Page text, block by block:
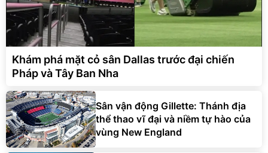
Khám phá mặt cỏ sân Dallas trước đại chiến
Pháp và Tây Ban Nha
Sân vận động Gillette: Thánh địa
thể thao vĩ đại và niềm tự hào của
vùng New England